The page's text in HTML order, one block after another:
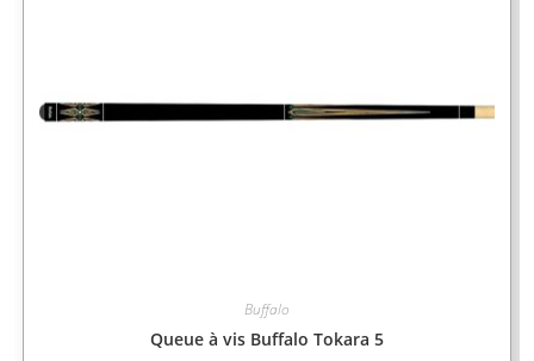
Buffalo
Queue à vis Buffalo Tokara 5